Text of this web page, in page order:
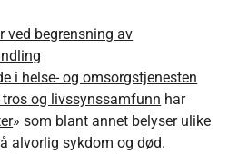
ved begrensning av
i helse- og omsorgstjenesten
og livssynssamfunn har
» som blant annet belyser ulike
alvorlig sykdom og død.